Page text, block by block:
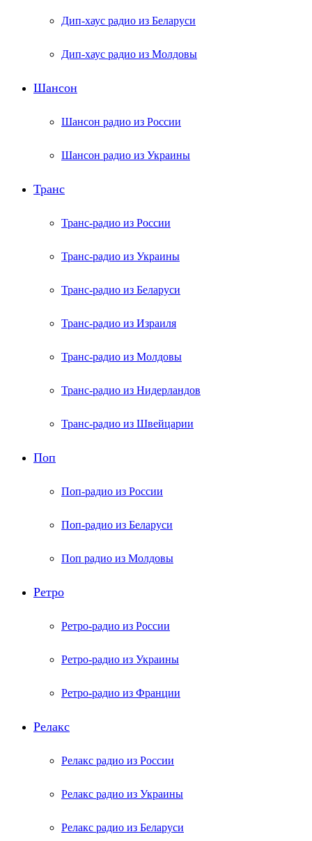
Дип-хаус радио из Беларуси
Дип-хаус радио из Молдовы
Шансон
Шансон радио из России
Шансон радио из Украины
Транс
Транс-радио из России
Транс-радио из Украины
Транс-радио из Беларуси
Транс-радио из Израиля
Транс-радио из Молдовы
Транс-радио из Нидерландов
Транс-радио из Швейцарии
Поп
Поп-радио из России
Поп-радио из Беларуси
Поп радио из Молдовы
Ретро
Ретро-радио из России
Ретро-радио из Украины
Ретро-радио из Франции
Релакс
Релакс радио из России
Релакс радио из Украины
Релакс радио из Беларуси